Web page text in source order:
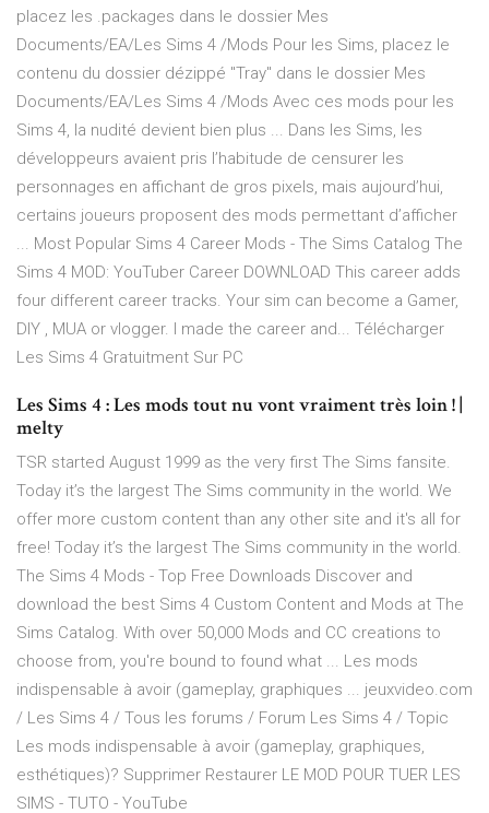
placez les .packages dans le dossier Mes
Documents/EA/Les Sims 4 /Mods Pour les Sims, placez le
contenu du dossier dézippé "Tray" dans le dossier Mes
Documents/EA/Les Sims 4 /Mods Avec ces mods pour les
Sims 4, la nudité devient bien plus ... Dans les Sims, les
développeurs avaient pris l’habitude de censurer les
personnages en affichant de gros pixels, mais aujourd’hui,
certains joueurs proposent des mods permettant d’afficher
... Most Popular Sims 4 Career Mods - The Sims Catalog The
Sims 4 MOD: YouTuber Career DOWNLOAD This career adds
four different career tracks. Your sim can become a Gamer,
DIY , MUA or vlogger. I made the career and... Télécharger
Les Sims 4 Gratuitment Sur PC
Les Sims 4 : Les mods tout nu vont vraiment très loin ! |
melty
TSR started August 1999 as the very first The Sims fansite.
Today it’s the largest The Sims community in the world. We
offer more custom content than any other site and it's all for
free! Today it’s the largest The Sims community in the world.
The Sims 4 Mods - Top Free Downloads Discover and
download the best Sims 4 Custom Content and Mods at The
Sims Catalog. With over 50,000 Mods and CC creations to
choose from, you're bound to found what ... Les mods
indispensable à avoir (gameplay, graphiques ... jeuxvideo.com
/ Les Sims 4 / Tous les forums / Forum Les Sims 4 / Topic
Les mods indispensable à avoir (gameplay, graphiques,
esthétiques)? Supprimer Restaurer LE MOD POUR TUER LES
SIMS - TUTO - YouTube